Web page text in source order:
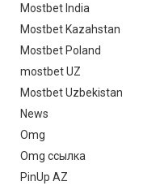
Mostbet India
Mostbet Kazahstan
Mostbet Poland
mostbet UZ
Mostbet Uzbekistan
News
Omg
Omg ссылка
PinUp AZ